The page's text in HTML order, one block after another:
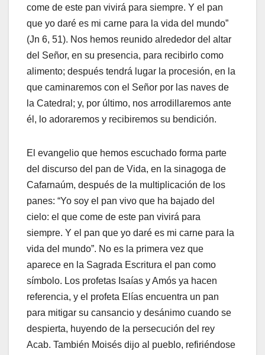
come de este pan vivirá para siempre. Y el pan
que yo daré es mi carne para la vida del mundo”
(Jn 6, 51). Nos hemos reunido alrededor del altar
del Señor, en su presencia, para recibirlo como
alimento; después tendrá lugar la procesión, en la
que caminaremos con el Señor por las naves de
la Catedral; y, por último, nos arrodillaremos ante
él, lo adoraremos y recibiremos su bendición.
El evangelio que hemos escuchado forma parte
del discurso del pan de Vida, en la sinagoga de
Cafarnaúm, después de la multiplicación de los
panes: “Yo soy el pan vivo que ha bajado del
cielo: el que come de este pan vivirá para
siempre. Y el pan que yo daré es mi carne para la
vida del mundo”. No es la primera vez que
aparece en la Sagrada Escritura el pan como
símbolo. Los profetas Isaías y Amós ya hacen
referencia, y el profeta Elías encuentra un pan
para mitigar su cansancio y desánimo cuando se
despierta, huyendo de la persecución del rey
Acab. También Moisés dijo al pueblo, refiriéndose